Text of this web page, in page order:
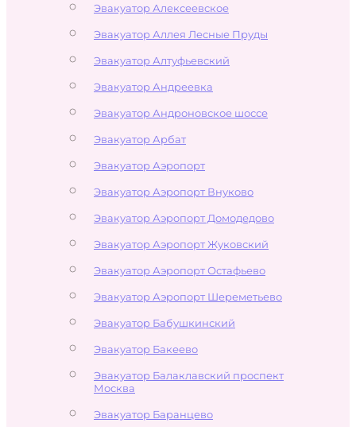
Эвакуатор Алексеевское
Эвакуатор Аллея Лесные Пруды
Эвакуатор Алтуфьевский
Эвакуатор Андреевка
Эвакуатор Андроновское шоссе
Эвакуатор Арбат
Эвакуатор Аэропорт
Эвакуатор Аэропорт Внуково
Эвакуатор Аэропорт Домодедово
Эвакуатор Аэропорт Жуковский
Эвакуатор Аэропорт Остафьево
Эвакуатор Аэропорт Шереметьево
Эвакуатор Бабушкинский
Эвакуатор Бакеево
Эвакуатор Балаклавский проспект
Москва
Эвакуатор Баранцево